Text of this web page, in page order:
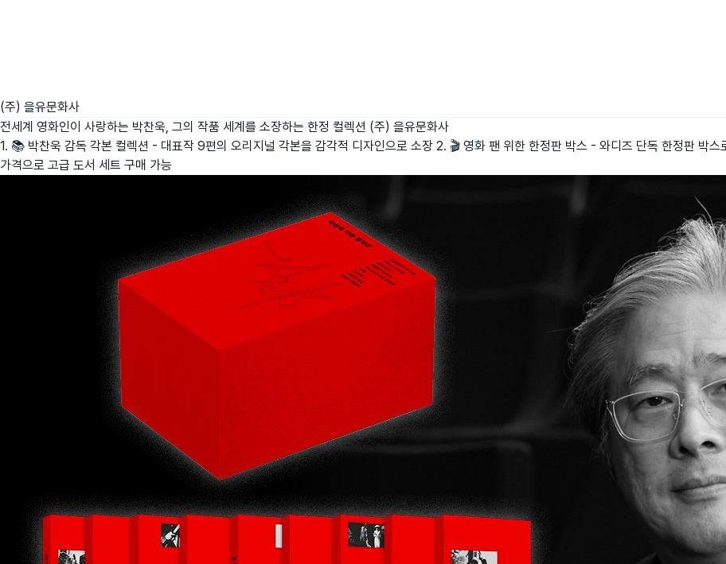
(주) 을유문화사
전세계 영화인이 사랑하는 박찬욱, 그의 작품 세계를 소장하는 한정 컬렉션 (주) 을유문화사
1. 📚 박찬욱 감독 각본 컬렉션 - 대표작 9편의 오리지널 각본을 감각적 디자인으로 소장 2. 🎬 영화 팬 위한 한정판 박스 - 와디즈 단독 한정판 박
가격으로 고급 도서 세트 구매 가능